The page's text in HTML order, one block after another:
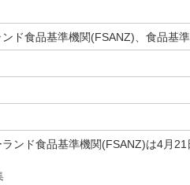
ド食品基準機関(FSANZ)、食品基
ンド食品基準機関(FSANZ)は4月